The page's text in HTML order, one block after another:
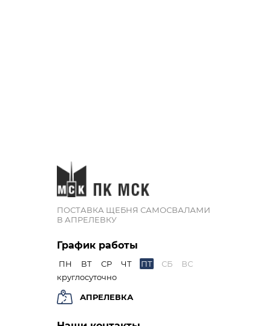
ПОСТАВКА ЩЕБНЯ САМОСВАЛАМИ
В АПРЕЛЕВКУ
График работы
ПН ВТ СР ЧТ
ПТ
круглосуточно
СБ ВС
АПРЕЛЕВКА